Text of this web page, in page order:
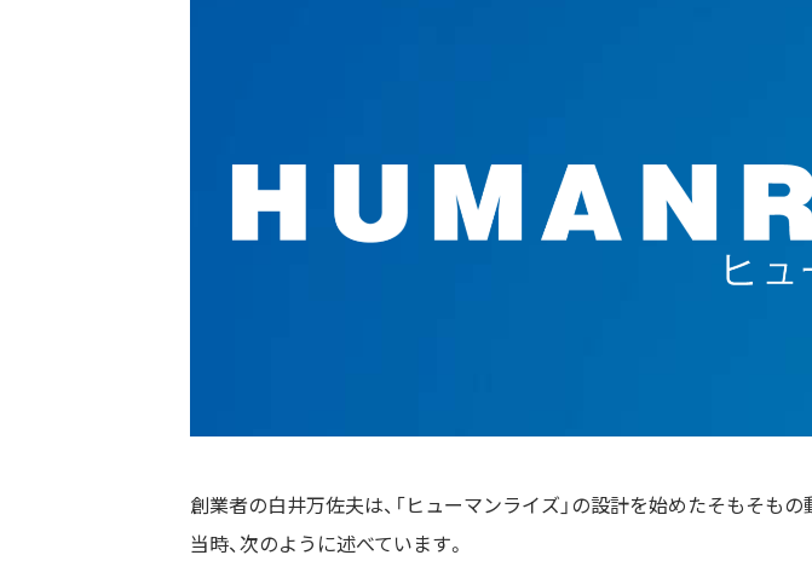
創業者の白井万佐夫は、「ヒューマンライズ」の設計を始めたそもそも
当時、次のように述べています。